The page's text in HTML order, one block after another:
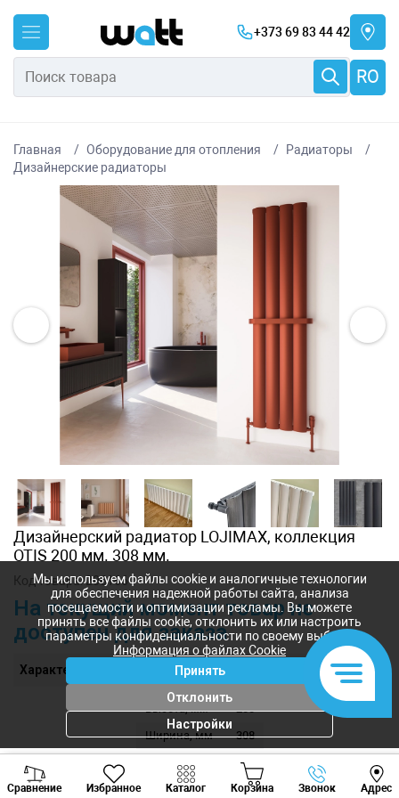
+373 69 83 44 42
RO
Главная Оборудование для отопления
Радиаторы
Дизайнерские радиаторы
Дизайнерский радиатор LOJIMAX, коллекция
OTIS 200 мм. 308 мм.
Код товара:206166
На текущий момент товар не
доступен для заказа
Характеристики
Высота, мм
200
Ширина, мм
308
43
Сравнение Избранное Каталог Корзина Звонок Адрес
Viber Whatsapp
Мы используем файлы cookie и аналогичные технологии
для обеспечения надежной работы сайта, анализа
посещаемости и оптимизации рекламы. Вы можете
принять все файлы cookie, отклонить их или настроить
параметры конфиденциальности по своему выбору.
Информация о файлах Cookie
Принять
Отклонить
Настройки